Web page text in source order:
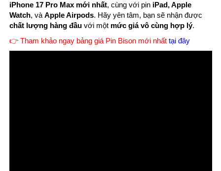
iPhone 17 Pro Max mới nhất, cùng với pin iPad, Apple
Watch, vàApple Airpods. Hãy yên tâm, bạn sẽ nhận được
chất lượng hàng đầuvới một mức giá vô cùng hợp lý.
👉 Tham khảo ngay bảng giá Pin Bison mới nhất tại đây